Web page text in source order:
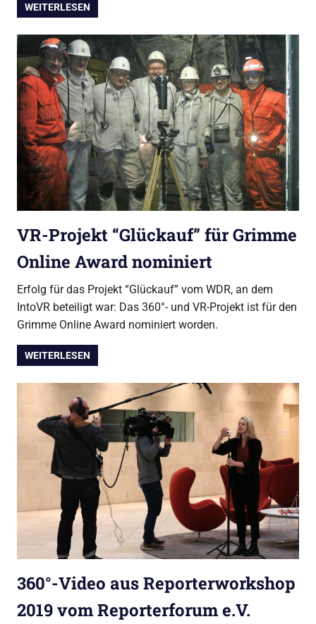
WEITERLESEN
VR-Projekt “Glückauf” für Grimme
Online Award nominiert
Erfolg für das Projekt “Glückauf” vom WDR, an dem
IntoVR beteiligt war: Das 360°- und VR-Projekt ist für den
Grimme Online Award nominiert worden.
WEITERLESEN
360°-Video aus Reporterworkshop
2019 vom Reporterforum e.V.